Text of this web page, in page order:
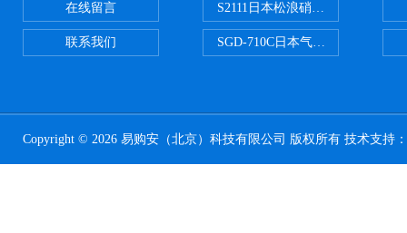
在线留言
联系我们
S2111日本松浪硝子载玻片
SGD-710C日本气体分割器
Copyright © 2026 易购安（北京）科技有限公司 版权所有 技术支持：